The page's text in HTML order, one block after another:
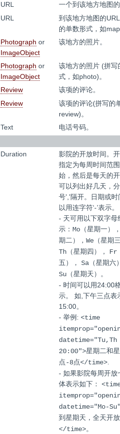
URL 一个到该地方地图
URL
到该地方地图的
的单数形式，如
Photograph or
ImageObject
该地方的照片。
Photograph or
ImageObject
该地方的照片 (拼写
式，如photo)。
Review 该项的评论。
Review
该项的评论(拼写的
review)。
Text
电话号码。
Duration
影院的开放时间。
指定为每周时间范
始，然后是每天的
可以列出好几天，
号','隔开。日期或时
以用连字符‘-’表示。
- 天可用以下双字母
示： Mo （星期一）
期二）
， We（星期
Th（星期四）
， Fr
五）
， Sa（星期六
Su（星期天）
。
- 时间可以用24:00
示。 如,下午三点表
15:00。
- 举例: <time
20:00">星期二和
点-8点</time>
- 如果影院每周开放
体表示如下：
datetime="Mo-
到星期天，全天开放
</time>。